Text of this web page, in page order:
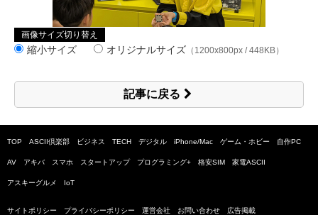
画像サイズ切り替え
縮小サイズ オリジナルサイズ （1200x800px / 448KB）
記事に戻る
TOP ASCII倶楽部 ビジネス TECH デジタル iPhone/Mac ゲーム・ホビー 自作PC
AV アキバ スマホ スタートアップ プログラミング+ 格安SIM 家電ASCII
アスキーグルメ IoT
サイトポリシー プライバシーポリシー 運営会社 お問い合わせ 広告掲載